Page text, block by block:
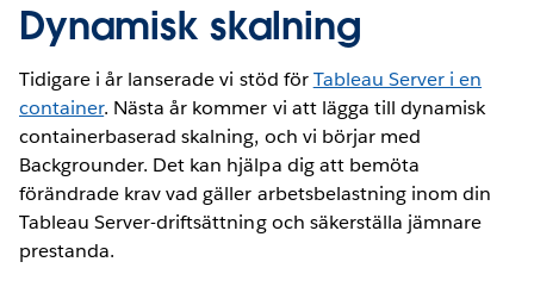
Dynamisk skalning
Tidigare i år lanserade vi stöd förTableau Server i en
container. Nästa år kommer vi att lägga till dynamisk
containerbaserad skalning, och vi börjar med
Backgrounder. Det kan hjälpa dig att bemöta
förändrade krav vad gäller arbetsbelastning inom din
Tableau Server-driftsättning och säkerställa jämnare
prestanda.